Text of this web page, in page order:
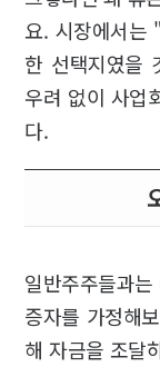
요. 시장에서는
한 선택지였을
우려 없이 사업
다.
일반주주들과
증자를 가정해
해 자금을 조달